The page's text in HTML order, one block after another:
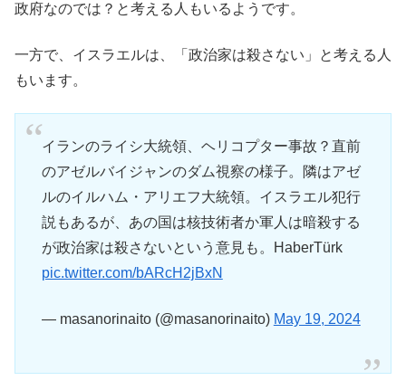
政府なのでは？と考える人もいるようです。
一方で、イスラエルは、「政治家は殺さない」と考える人
もいます。
イランのライシ大統領、ヘリコプター事故？直前
のアゼルバイジャンのダム視察の様子。隣はアゼ
ルのイルハム・アリエフ大統領。イスラエル犯行
説もあるが、あの国は核技術者か軍人は暗殺する
が政治家は殺さないという意見も。HaberTürk
pic.twitter.com/bARcH2jBxN
— masanorinaito (@masanorinaito) May 19, 2024